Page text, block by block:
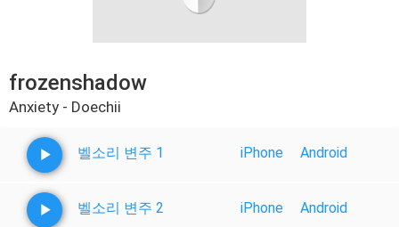
frozenshadow
Anxiety - Doechii
벨소리 변주 1 iPhone Android
벨소리 변주 2 iPhone Android